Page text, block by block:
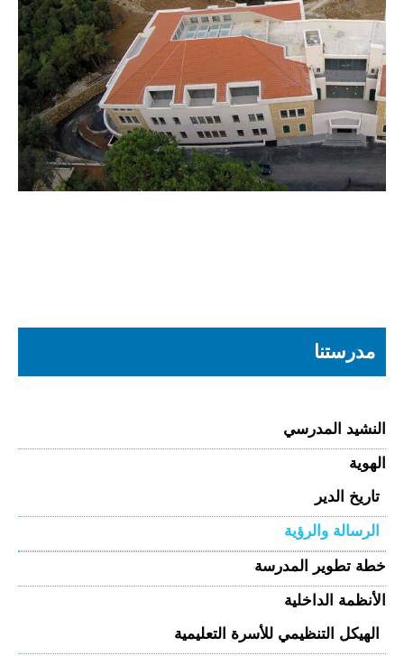
مدرستنا
النشيد المدرسي
الهوية
تاريخ الدير
الرسالة والرؤية
خطة تطوير المدرسة
الأنظمة الداخلية
الهيكل التنظيمي للأسرة التعليمية